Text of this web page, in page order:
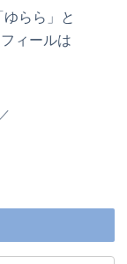
らら」と
ィールは